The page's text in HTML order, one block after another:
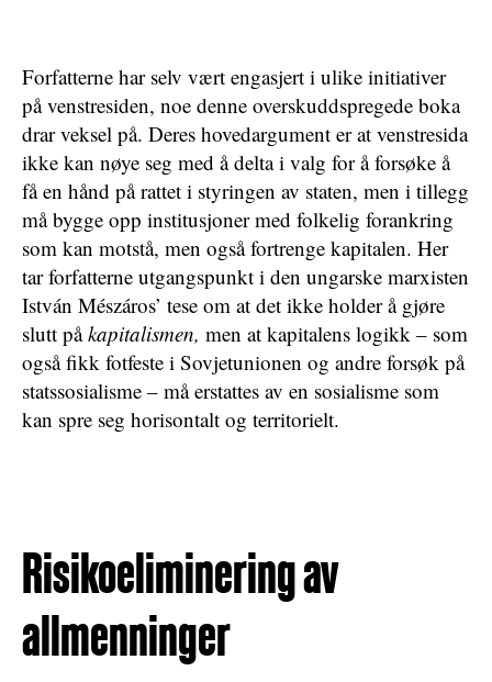
Forfatterne har selv vært engasjert i ulike initiativer
på venstresiden, noe denne overskuddspregede boka
drar veksel på. Deres hovedargument er at venstresida
ikke kan nøye seg med å delta i valg for å forsøke å
få en hånd på rattet i styringen av staten, men i tillegg
må bygge opp institusjoner med folkelig forankring
som kan motstå, men også fortrenge kapitalen. Her
tar forfatterne utgangspunkt i den ungarske marxisten
István Mészáros’ tese om at det ikke holder å gjøre
slutt påkapitalismen, men at kapitalens logikk – som
også fikk fotfeste i Sovjetunionen og andre forsøk på
statssosialisme – må erstattes av en sosialisme som
kan spre seg horisontalt og territorielt.
Risikoeliminering av
allmenninger